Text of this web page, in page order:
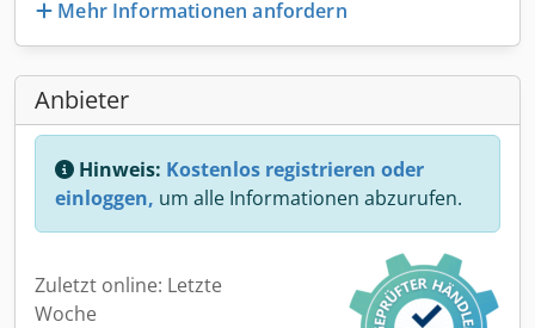
Mehr Informationen anfordern
Anbieter
Hinweis: Kostenlos registrieren oder
einloggen, um alle Informationen abzurufen.
Zuletzt online: Letzte
Woche